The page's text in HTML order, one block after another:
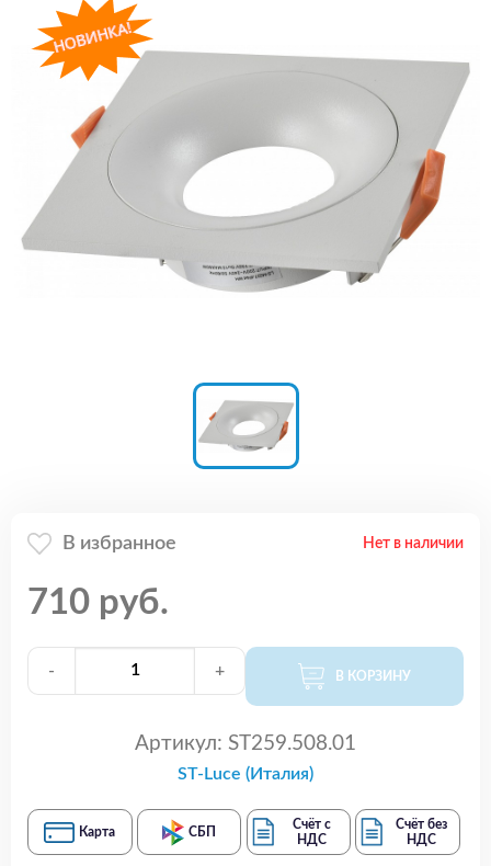
В избранное Нет в наличии
710 руб.
- + В КОРЗИНУ
Артикул: ST259.508.01
ST-Luce (Италия)
Карта СБП
Счёт с
НДС
Счёт без
НДС